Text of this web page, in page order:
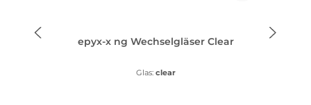
epyx-x ng Wechselgläser Clear
Glas: clear